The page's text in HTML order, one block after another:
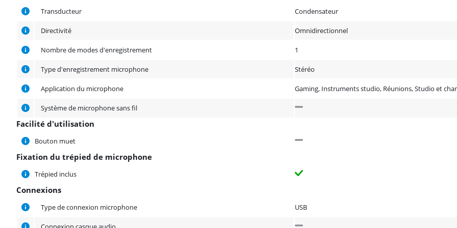
Caractéristiques
Transducteur Condensateur
Directivité Omnidirectionnel
Nombre de modes d'enregistrement 1
Type d'enregistrement microphone Stéréo
Application du microphone Gaming, Instruments studio, Réunions, Studio et
Système de microphone sans fil
Facilité d'utilisation
Facilité d'utilisation
Bouton muet
Fixation du trépied de microphone
Fixation du trépied de microphone
Trépied inclus
Connexions
Connexions
Type de connexion microphone USB